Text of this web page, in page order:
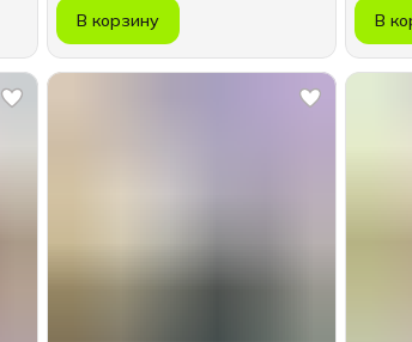
В корзину В